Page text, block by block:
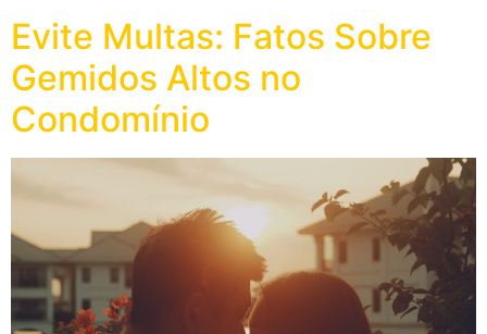
Evite Multas: Fatos Sobre
Gemidos Altos no
Condomínio